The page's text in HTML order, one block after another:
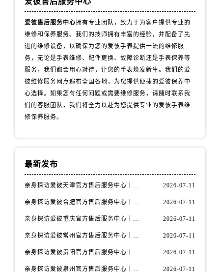
辽宁省沈阳市沈河区中街路83号亨得利名表维修授权店1楼爱彼售后服务中心（需提前预约）
内蒙古自治区包头市青山区幸福路甲3号王府井百货名表维修爱彼售后服务中心（需提前预约）
爱彼售后服务中心拥有专业团队，致力于为客户提供专业的
维修和保养服务。我们的技师拥有丰富的经验，并配备了先
进的维修设备，以确保为您的爱彼手表提供一流的维修服
务，无论是手表维修、配件更换、故障诊断还是手表保养等
服务，我们都会用心对待，让您的手表焕发新生。我们的爱
彼维修服务网点遍布全国各地，为您提供便捷的爱彼保养中
心选择。如果您有任何问题或需要维修服务，请随时联系我
们的客服团队，我们将全力以赴为您提供专业的爱彼手表维
修保养服务。
最新发布
亲身探访爱彼天津官方售后服务中心｜全部地址与售后电话（2026年7月最新） 2026-07-11
亲身探访爱彼合肥官方售后服务中心｜热线电话与网点地址（2026年7月最新） 2026-07-11
亲身探访爱彼重庆官方售后服务中心｜详细地址与售后电话（2026年7月最新） 2026-07-11
亲身探访爱彼常州官方售后服务中心｜热线与地址（2026年7月最新） 2026-07-11
亲身探访爱彼贵阳官方售后服务中心｜网点地址及热线（2026年7月最新） 2026-07-11
亲身探访爱彼泉州官方售后服务中心｜服务热线及具体地址（2026年7月最新） 2026-07-11